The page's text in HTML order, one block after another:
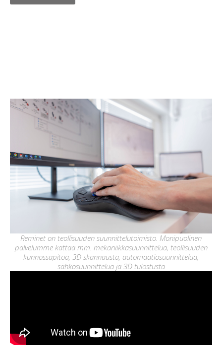
Reminet on teollisuuden suunnittelutoimisto. Monipuolinen
palvelumme kattaa mm. mekaniikkasuunnittelua, teollisuuden
kunnossapitoa, 3D skannausta, automaatiosuunnittelua,
sähkösuunnittelua ja 3D tulostusta